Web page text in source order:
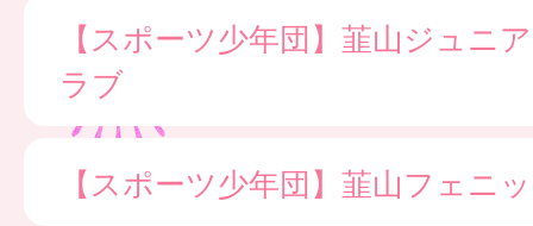
【スポーツ少年団】韮山ジュニ
ラブ
【スポーツ少年団】韮山フェニ